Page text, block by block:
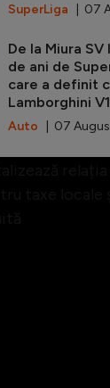
SuperLiga | 07
De la Miura
de ani de
care a definit
Lamborghini
Auto | 07